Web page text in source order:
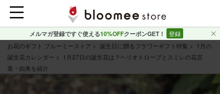
メルマガ登録ですぐ使える10%OFFクーポンGET！
登録
お花のギフト ブルーミーストア
誕生日に贈るフラワーギフト特集
1月の
誕生花カレンダー
1月27日の誕生花は？ヘリオトロープとスミレの花言
葉・由来を紹介